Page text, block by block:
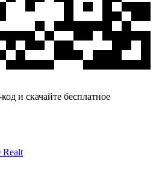
и скачайте бесплатное